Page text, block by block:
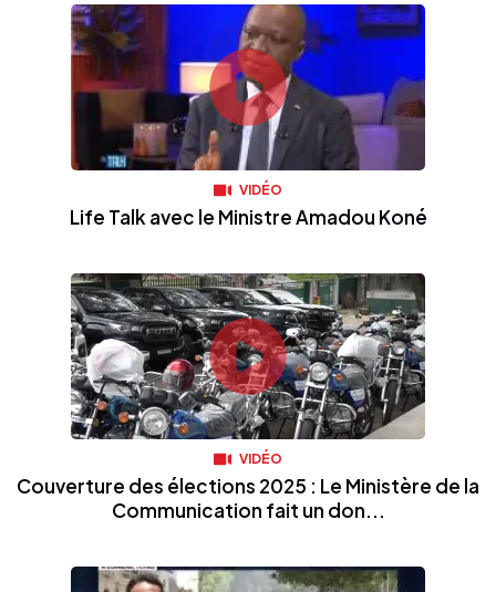
VIDÉO
Life Talk avec le Ministre Amadou Koné
VIDÉO
Couverture des élections 2025 : Le Ministère de la
Communication fait un don...